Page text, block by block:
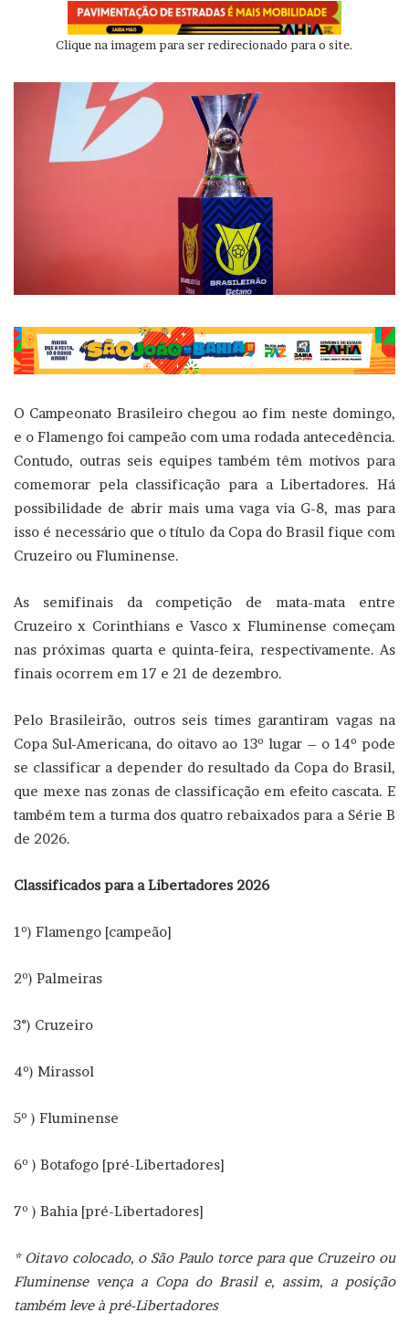
Clique na imagem para ser redirecionado para o site.
O Campeonato Brasileiro chegou ao fim neste domingo,
e o Flamengo foi campeão com uma rodada antecedência.
Contudo, outras seis equipes também têm motivos para
comemorar pela classificação para a Libertadores. Há
possibilidade de abrir mais uma vaga via G-8, mas para
isso é necessário que o título da Copa do Brasil fique com
Cruzeiro ou Fluminense.
As semifinais da competição de mata-mata entre
Cruzeiro x Corinthians e Vasco x Fluminense começam
nas próximas quarta e quinta-feira, respectivamente. As
finais ocorrem em 17 e 21 de dezembro.
Pelo Brasileirão, outros seis times garantiram vagas na
Copa Sul-Americana, do oitavo ao 13º lugar – o 14º pode
se classificar a depender do resultado da Copa do Brasil,
que mexe nas zonas de classificação em efeito cascata. E
também tem a turma dos quatro rebaixados para a Série B
de 2026.
Classificados para a Libertadores 2026
1º) Flamengo [campeão]
2º) Palmeiras
3°) Cruzeiro
4º) Mirassol
5º ) Fluminense
6º ) Botafogo [pré-Libertadores]
7º ) Bahia [pré-Libertadores]
* Oitavo colocado, o São Paulo torce para que Cruzeiro ou
Fluminense vença a Copa do Brasil e, assim, a posição
também leve à pré-Libertadores